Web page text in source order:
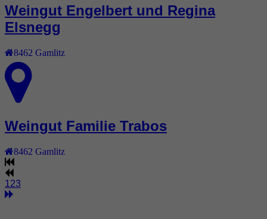
Weingut Engelbert und Regina
Elsnegg
8462 Gamlitz
Weingut Familie Trabos
8462 Gamlitz
1 23